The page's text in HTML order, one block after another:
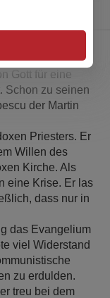
Gott für eine
Schon zu seinen
der Martin
Priesters. Er
Willen des
Kirche. Als
eine Krise. Er las
dass nur in
das Evangelium
viel Widerstand
zu erdulden.
treu bei dem